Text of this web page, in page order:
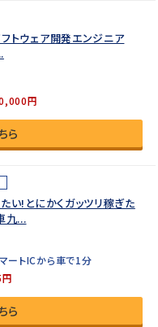
トウェア開発エンジニア
円
ら
い!とにかくガッツリ稼ぎた
九...
トICから車で1分
ら